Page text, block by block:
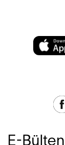
E-Bülten